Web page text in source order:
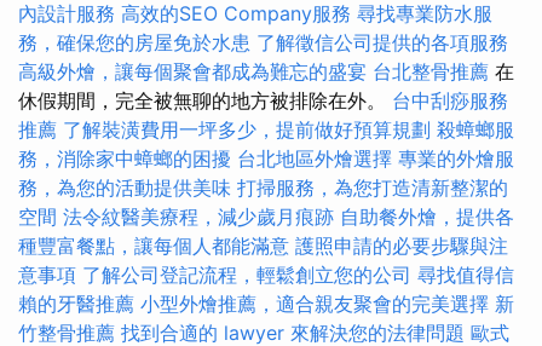
內設計服務 高效的SEO Company服務 尋找專業防水服
務，確保您的房屋免於水患 了解徵信公司提供的各項服務
高級外燴，讓每個聚會都成為難忘的盛宴 台北整骨推薦 在
休假期間，完全被無聊的地方被排除在外。 台中刮痧服務
推薦 了解裝潢費用一坪多少，提前做好預算規劃 殺蟑螂服
務，消除家中蟑螂的困擾 台北地區外燴選擇 專業的外燴服
務，為您的活動提供美味 打掃服務，為您打造清新整潔的
空間 法令紋醫美療程，減少歲月痕跡 自助餐外燴，提供各
種豐富餐點，讓每個人都能滿意 護照申請的必要步驟與注
意事項 了解公司登記流程，輕鬆創立您的公司 尋找值得信
賴的牙醫推薦 小型外燴推薦，適合親友聚會的完美選擇 新
竹整骨推薦 找到合適的 lawyer 來解決您的法律問題 歐式